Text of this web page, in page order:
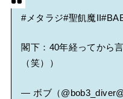
#メタラジ#聖飢魔II
閣下：40年経ってから
（笑））
— ボブ（